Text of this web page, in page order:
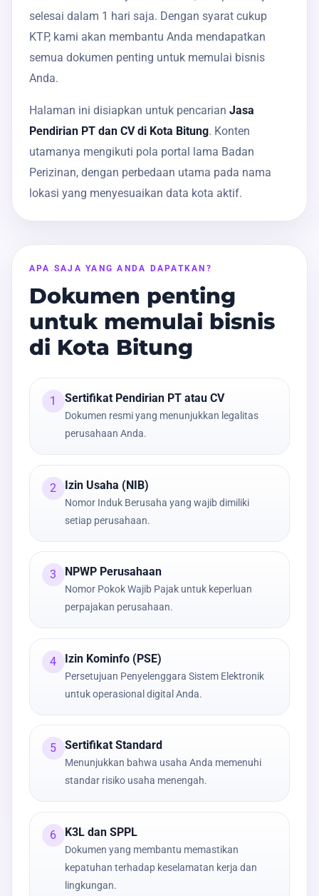
selesai dalam 1 hari saja. Dengan syarat cukup
KTP, kami akan membantu Anda mendapatkan
semua dokumen penting untuk memulai bisnis
Anda.
Halaman ini disiapkan untuk pencarian Jasa
Pendirian PT dan CV di Kota Bitung. Konten
utamanya mengikuti pola portal lama Badan
Perizinan, dengan perbedaan utama pada nama
lokasi yang menyesuaikan data kota aktif.
APA SAJA YANG ANDA DAPATKAN?
Dokumen penting
untuk memulai bisnis
di Kota Bitung
1 Sertifikat Pendirian PT atau CV
Dokumen resmi yang menunjukkan legalitas
perusahaan Anda.
2 Izin Usaha (NIB)
Nomor Induk Berusaha yang wajib dimiliki
setiap perusahaan.
3 NPWP Perusahaan
Nomor Pokok Wajib Pajak untuk keperluan
perpajakan perusahaan.
4 Izin Kominfo (PSE)
Persetujuan Penyelenggara Sistem Elektronik
untuk operasional digital Anda.
5 Sertifikat Standard
Menunjukkan bahwa usaha Anda memenuhi
standar risiko usaha menengah.
6 K3L dan SPPL
Dokumen yang membantu memastikan
kepatuhan terhadap keselamatan kerja dan
lingkungan.